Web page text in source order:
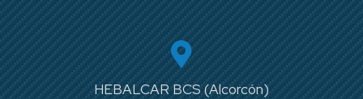
HEBALCAR BCS (Alcorcón)